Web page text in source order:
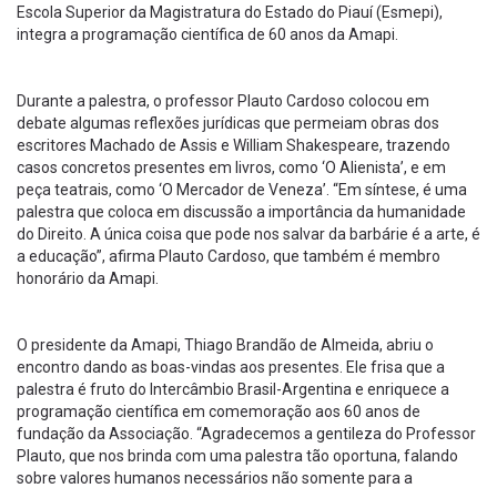
Escola Superior da Magistratura do Estado do Piauí (Esmepi),
integra a programação científica de 60 anos da Amapi.
Durante a palestra, o professor Plauto Cardoso colocou em
debate algumas reflexões jurídicas que permeiam obras dos
escritores Machado de Assis e William Shakespeare, trazendo
casos concretos presentes em livros, como ‘O Alienista’, e em
peça teatrais, como ‘O Mercador de Veneza’. “Em síntese, é uma
palestra que coloca em discussão a importância da humanidade
do Direito. A única coisa que pode nos salvar da barbárie é a arte, é
a educação”, afirma Plauto Cardoso, que também é membro
honorário da Amapi.
O presidente da Amapi, Thiago Brandão de Almeida, abriu o
encontro dando as boas-vindas aos presentes. Ele frisa que a
palestra é fruto do Intercâmbio Brasil-Argentina e enriquece a
programação científica em comemoração aos 60 anos de
fundação da Associação. “Agradecemos a gentileza do Professor
Plauto, que nos brinda com uma palestra tão oportuna, falando
sobre valores humanos necessários não somente para a